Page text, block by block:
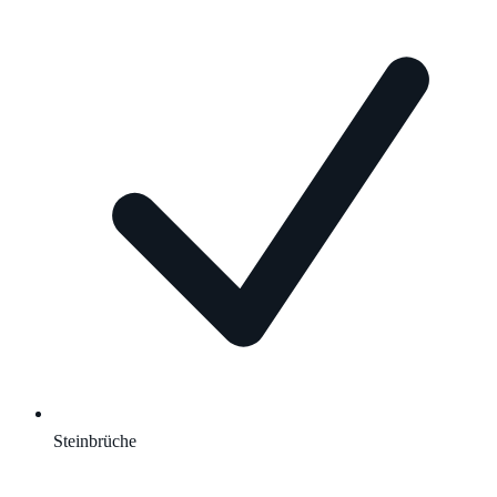
Steinbrüche